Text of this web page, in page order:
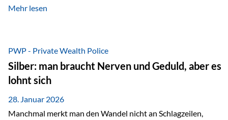
starken Anstiegen. Diese verändern jedoch nicht die
von geopolitischen Spannungen, einer stark ausgeweiteten
Geldmenge sowie strukturellen Verschiebungen an den
Kapitalmärkten geprägt ist, bleibt Gold ein bewährter Anker.
Nicht, weil…
Mehr lesen
PWP - Private Wealth Police
Silber: man braucht Nerven und Geduld, aber es
lohnt sich
28. Januar 2026
Manchmal merkt man den Wandel nicht an Schlagzeilen,